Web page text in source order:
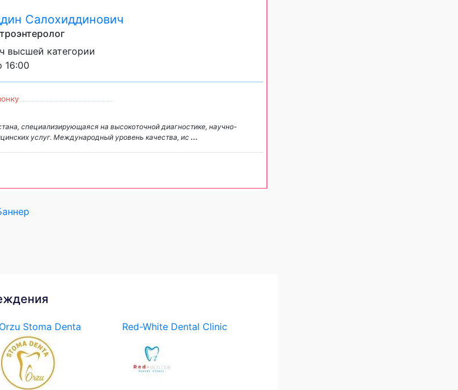
Салохиддинович
высшей категории
16:00
специализирующаяся на высокоточной диагностике, научно-
услуг. Международный уровень качества, ис ...
Orzu Stoma Denta Red-White Dental Clinic